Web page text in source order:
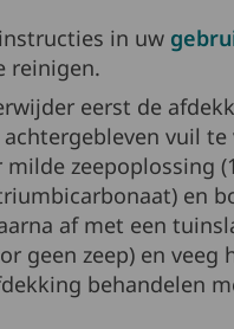
in uw
reinigen.
eerst de
vuil
milde zeepoplossing
en
af met een
geen zeep) en
behandelen